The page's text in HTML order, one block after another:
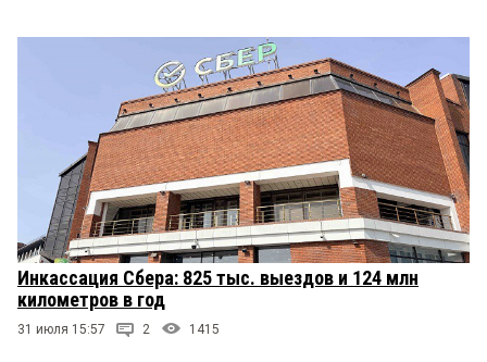
Инкассация Сбера: 825 тыс. выездов и 124 млн
километров в год
31 июля 15:57 2 1415